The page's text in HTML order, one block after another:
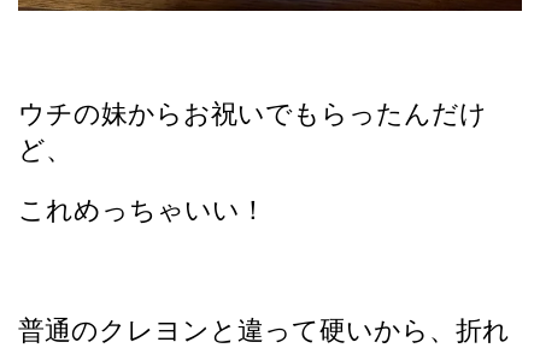
ウチの妹からお祝いでもらったんだけ
ど、
これめっちゃいい！
普通のクレヨンと違って硬いから、折れ